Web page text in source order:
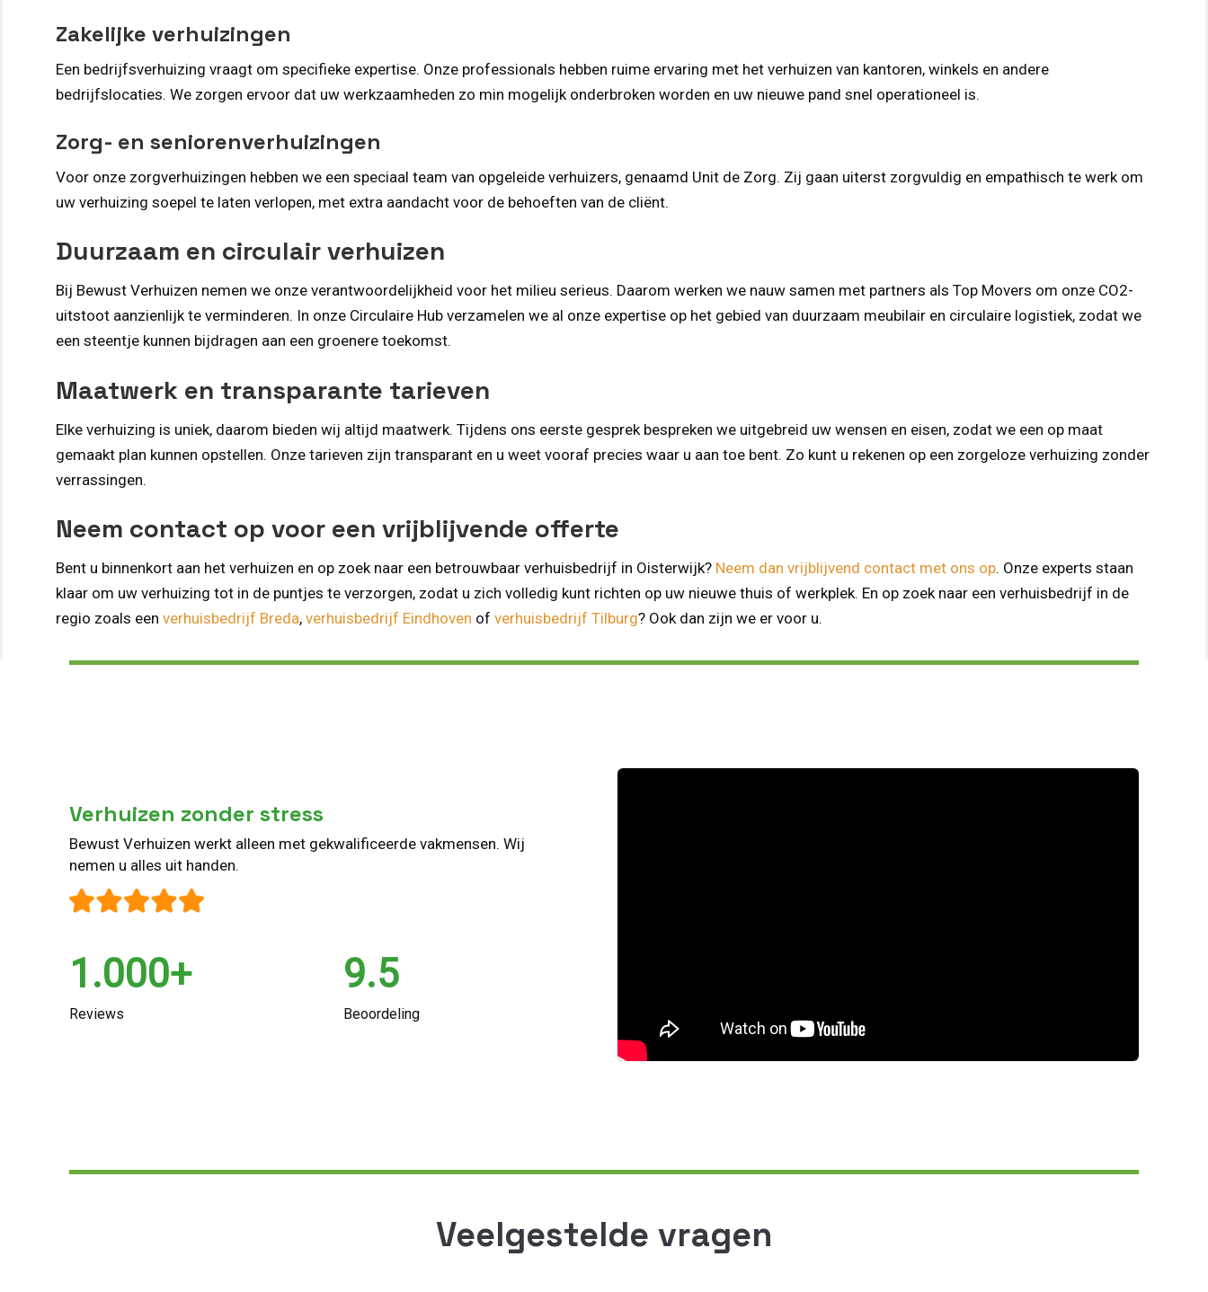
Zakelijke verhuizingen
Een bedrijfsverhuizing vraagt om specifieke expertise. Onze professionals hebben ruime ervaring met het verhuizen van kantoren, winkels en andere
bedrijfslocaties. We zorgen ervoor dat uw werkzaamheden zo min mogelijk onderbroken worden en uw nieuwe pand snel operationeel is.
Zorg- en seniorenverhuizingen
Voor onze zorgverhuizingen hebben we een speciaal team van opgeleide verhuizers, genaamd Unit de Zorg. Zij gaan uiterst zorgvuldig en empathisch te werk om
uw verhuizing soepel te laten verlopen, met extra aandacht voor de behoeften van de cliënt.
Duurzaam en circulair verhuizen
Bij Bewust Verhuizen nemen we onze verantwoordelijkheid voor het milieu serieus. Daarom werken we nauw samen met partners als Top Movers om onze CO2-
uitstoot aanzienlijk te verminderen. In onze Circulaire Hub verzamelen we al onze expertise op het gebied van duurzaam meubilair en circulaire logistiek, zodat we
een steentje kunnen bijdragen aan een groenere toekomst.
Maatwerk en transparante tarieven
Elke verhuizing is uniek, daarom bieden wij altijd maatwerk. Tijdens ons eerste gesprek bespreken we uitgebreid uw wensen en eisen, zodat we een op maat
gemaakt plan kunnen opstellen. Onze tarieven zijn transparant en u weet vooraf precies waar u aan toe bent. Zo kunt u rekenen op een zorgeloze verhuizing zonder
verrassingen.
Neem contact op voor een vrijblijvende offerte
Bent u binnenkort aan het verhuizen en op zoek naar een betrouwbaar verhuisbedrijf in Oisterwijk? Neem dan vrijblijvend contact met ons op. Onze experts staan
klaar om uw verhuizing tot in de puntjes te verzorgen, zodat u zich volledig kunt richten op uw nieuwe thuis of werkplek. En op zoek naar een verhuisbedrijf in de
regio zoals een verhuisbedrijf Breda, verhuisbedrijf Eindhoven of verhuisbedrijf Tilburg? Ook dan zijn we er voor u.
Verhuizen zonder stress
Bewust Verhuizen werkt alleen met gekwalificeerde vakmensen. Wij
nemen u alles uit handen.
1.000+
Reviews
9.5
Beoordeling
Veelgestelde vragen